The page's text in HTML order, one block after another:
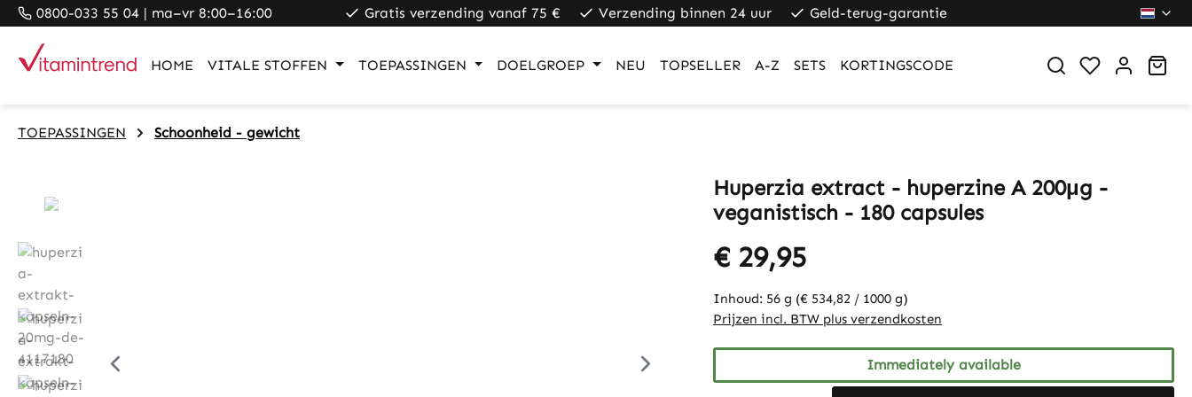
Skip to main navigation
0800-033 55 04 | ma–vr 8:00–16:00 Gratis verzending vanaf 75 € Verzending binnen 24 uur Geld-terug-garantie
HOME VITALE STOFFEN TOEPASSINGEN DOELGROEP NEU TOPSELLER A-Z SETS KORTINGSCODE
TOEPASSINGEN Schoonheid - gewicht
Huperzia extract - huperzine A 200μg -
veganistisch - 180 capsules
€ 29,95
Inhoud: 56 g (€ 534,82 / 1000 g)
Prijzen incl. BTW plus verzendkosten
Immediately available